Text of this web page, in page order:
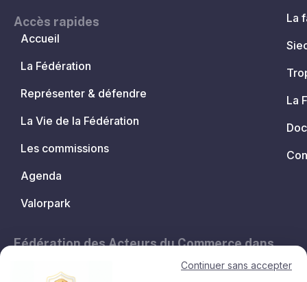
Accès rapides
Accueil
La Fédération
Représenter & défendre
La Vie de la Fédération
Les commissions
Agenda
Valorpark
La
La
Fédération des Acteurs du Commerce dans
11, avenue de l'Opéra - 75001 Paris
Continuer sans accepter